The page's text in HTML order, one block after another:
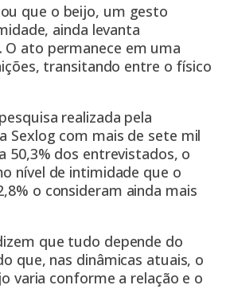
que o beijo, um gesto
ainda levanta
ato permanece em uma
transitando entre o físico
realizada pela
Sexlog com mais de sete mil
50,3% dos entrevistados, o
nível de intimidade que o
o consideram ainda mais
que tudo depende do
que, nas dinâmicas atuais, o
varia conforme a relação e o